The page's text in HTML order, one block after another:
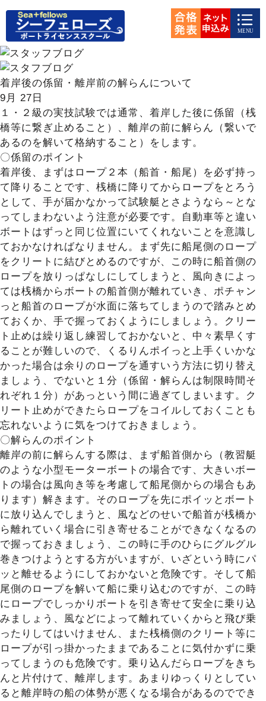
着岸後の係留・離岸前の解らんについて
9月
27日
１・２級の実技試験では通常、着岸した後に係留（桟
橋等に繋ぎ止めること）、離岸の前に解らん（繋いで
あるのを解いて格納すること）をします。
〇係留のポイント
着岸後、まずはロープ２本（船首・船尾）を必ず持っ
て降りることです、桟橋に降りてからロープをとろう
として、手が届かなかって試験艇とさようなら～とな
ってしまわないよう注意が必要です。自動車等と違い
ボートはずっと同じ位置にいてくれないことを意識し
ておかなければなりません。まず先に船尾側のロープ
をクリートに結びとめるのですが、この時に船首側の
ロープを放りっぱなしにしてしまうと、風向きによっ
ては桟橋からボートの船首側が離れていき、ポチャン
っと船首のロープが水面に落ちてしまうので踏みとめ
ておくか、手で握っておくようにしましょう。クリー
ト止めは繰り返し練習しておかないと、中々素早くす
ることが難しいので、くるりんポイっと上手くいかな
かった場合は余りのロープを通すいう方法に切り替え
ましょう、でないと１分（係留・解らんは制限時間そ
れぞれ１分）があっという間に過ぎてしまいます。ク
リート止めができたらロープをコイルしておくことも
忘れないように気をつけておきましょう。
〇解らんのポイント
離岸の前に解らんする際は、まず船首側から（教習艇
のような小型モーターボートの場合です、大きいボー
トの場合は風向き等を考慮して船尾側からの場合もあ
ります）解きます。そのロープを先にポイッとボート
に放り込んでしまうと、風などのせいで船首が桟橋か
ら離れていく場合に引き寄せることができなくなるの
で握っておきましょう、この時に手のひらにグルグル
巻きつけようとする方がいますが、いざという時にパ
ッと離せるようにしておかないと危険です。そして船
尾側のロープを解いて船に乗り込むのですが、この時
にロープでしっかりボートを引き寄せて安全に乗り込
みましょう、風などによって離れていくからと飛び乗
ったりしてはいけません、また桟橋側のクリート等に
ロープが引っ掛かったままであることに気付かずに乗
ってしまうのも危険です。乗り込んだらロープをきち
んと片付けて、離岸します。あまりゆっくりとしてい
ると離岸時の船の体勢が悪くなる場合があるのででき